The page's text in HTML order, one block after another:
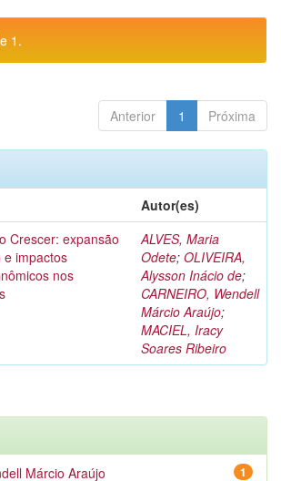
1.
Anterior 1 Próxima
Autor(es)
Crescer: expansão
e impactos
nos
ALVES, Maria
Odete; OLIVEIRA,
Alysson Inácio de;
CARNEIRO, Wendell
Márcio Araújo;
MACIEL, Iracy
Soares Ribeiro
1
Márcio Araújo